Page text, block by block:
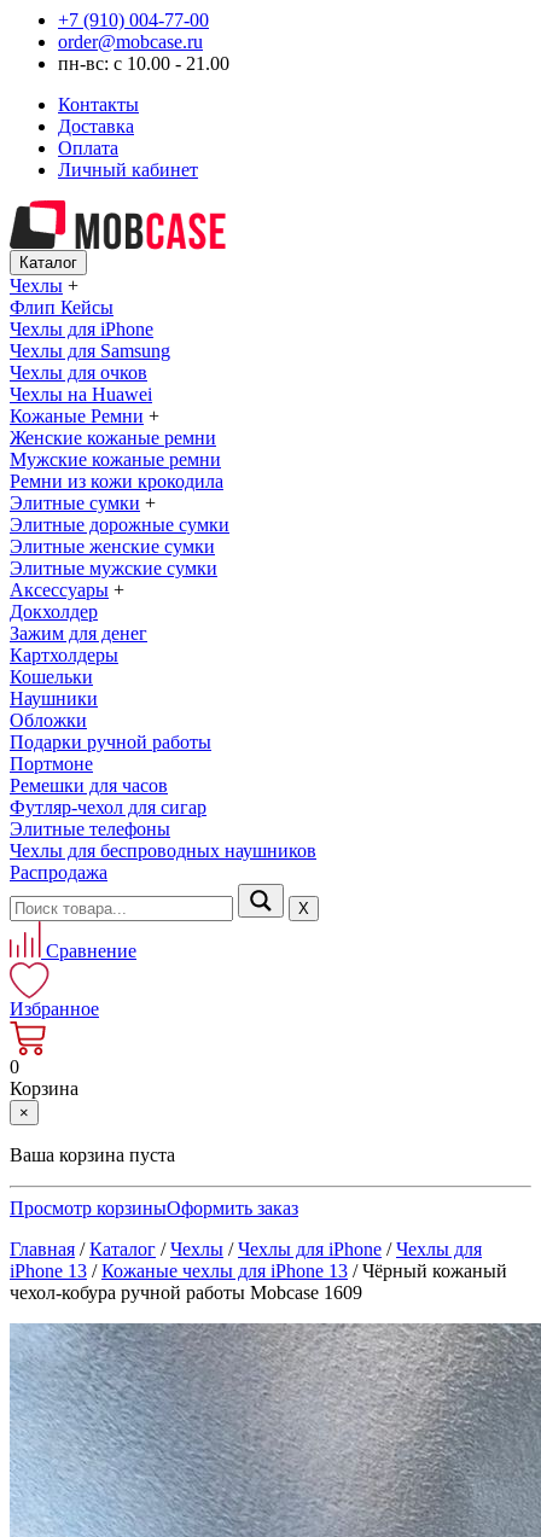
+7 (910) 004-77-00
order@mobcase.ru
пн-вс: с 10.00 - 21.00
Контакты
Доставка
Оплата
Личный кабинет
Каталог
Чехлы +
Флип Кейсы
Чехлы для iPhone
Чехлы для Samsung
Чехлы для очков
Чехлы на Huawei
Кожаные Ремни +
Женские кожаные ремни
Мужские кожаные ремни
Ремни из кожи крокодила
Элитные сумки +
Элитные дорожные сумки
Элитные женские сумки
Элитные мужские сумки
Аксессуары +
Докхолдер
Зажим для денег
Картхолдеры
Кошельки
Наушники
Обложки
Подарки ручной работы
Портмоне
Ремешки для часов
Футляр-чехол для сигар
Элитные телефоны
Чехлы для беспроводных наушников
Распродажа
Х
Сравнение
Избранное
0
Корзина
×
Ваша корзина пуста
Просмотр корзиныОформить заказ
Главная /Каталог /Чехлы /Чехлы для iPhone /Чехлы для
iPhone 13 /Кожаные чехлы для iPhone 13 /Чёрный кожаный
чехол-кобура ручной работы Mobcase 1609